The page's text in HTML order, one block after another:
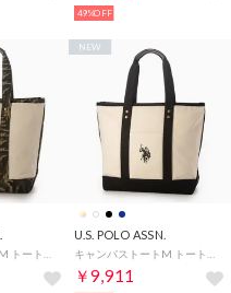
49%OFF
U.S. POLO ASSN.
￥9,911
NEW